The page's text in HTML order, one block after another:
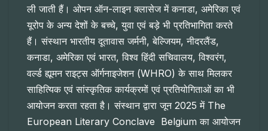
ली जाती हैं। ओपन ऑन-लाइन क्लासेज में कनाडा, अमेरिका एवं
यूरोप के अन्य देशों के बच्चे, युवा एवं बड़े भी प्रतिभागिता करते
हैं। संस्थान भारतीय दूतावास जर्मनी, बेल्जियम, नीदरलैंड,
कनाडा, अमेरिका एवं भारत, विश्व हिंदी सचिवालय, विश्वरंग,
वर्ल्ड ह्यूमन राइट्स ऑर्गनाइजेशन (WHRO) के साथ मिलकर
साहित्यिक एवं सांस्कृतिक कार्यक्रमों एवं प्रतियोगिताओं का भी
आयोजन करता रहता है। संस्थान द्वारा जून 2025 में The
European Literary Conclave Belgium का आयोजन